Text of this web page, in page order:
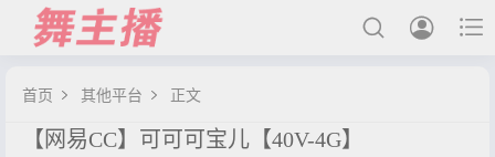



最新发布
首页  其他平台  正文
【网易CC】可可可宝儿【40V-4G】